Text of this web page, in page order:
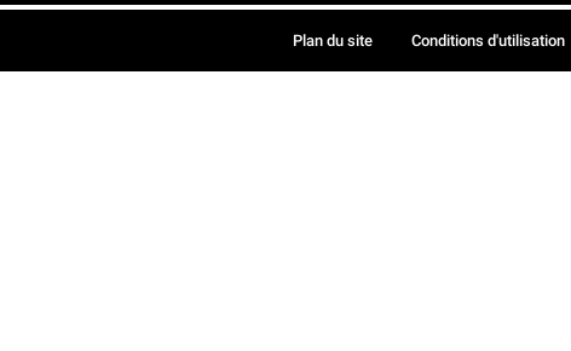
Plan du site Conditions d'utilisation